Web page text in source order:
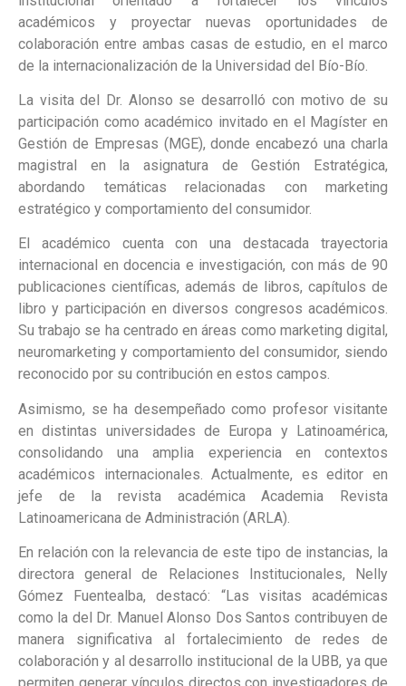
académicos y proyectar nuevas oportunidades de
colaboración entre ambas casas de estudio, en el marco
de la internacionalización de la Universidad del Bío-Bío.
La visita del Dr. Alonso se desarrolló con motivo de su
participación como académico invitado en el Magíster en
Gestión de Empresas (MGE), donde encabezó una charla
magistral en la asignatura de Gestión Estratégica,
abordando temáticas relacionadas con marketing
estratégico y comportamiento del consumidor.
El académico cuenta con una destacada trayectoria
internacional en docencia e investigación, con más de 90
publicaciones científicas, además de libros, capítulos de
libro y participación en diversos congresos académicos.
Su trabajo se ha centrado en áreas como marketing digital,
neuromarketing y comportamiento del consumidor, siendo
reconocido por su contribución en estos campos.
Asimismo, se ha desempeñado como profesor visitante
en distintas universidades de Europa y Latinoamérica,
consolidando una amplia experiencia en contextos
académicos internacionales. Actualmente, es editor en
jefe de la revista académica Academia Revista
Latinoamericana de Administración (ARLA).
En relación con la relevancia de este tipo de instancias, la
directora general de Relaciones Institucionales, Nelly
Gómez Fuentealba, destacó: “Las visitas académicas
como la del Dr. Manuel Alonso Dos Santos contribuyen de
manera significativa al fortalecimiento de redes de
colaboración y al desarrollo institucional de la UBB, ya que